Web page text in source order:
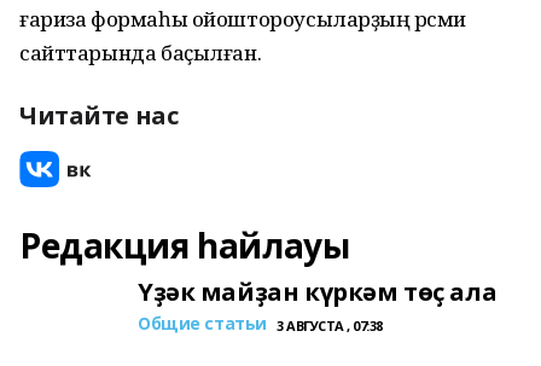
ғариза формаһы ойоштороусыларҙың рәсми
сайттарында баҫылған.
Читайте нас
Редакция һайлауы
Үҙәк майҙан күркәм төҫ ала
Общие статьи 3 АВГУСТА , 07:38